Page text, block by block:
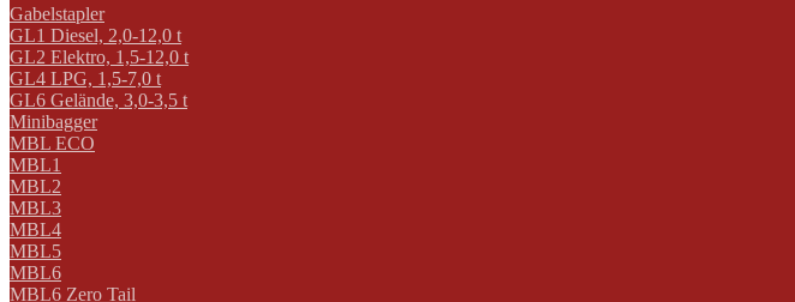
Gabelstapler
GL1 Diesel, 2,0-12,0 t
GL2 Elektro, 1,5-12,0 t
GL4 LPG, 1,5-7,0 t
GL6 Gelände, 3,0-3,5 t
Minibagger
MBL ECO
MBL1
MBL2
MBL3
MBL4
MBL5
MBL6
MBL6 Zero Tail